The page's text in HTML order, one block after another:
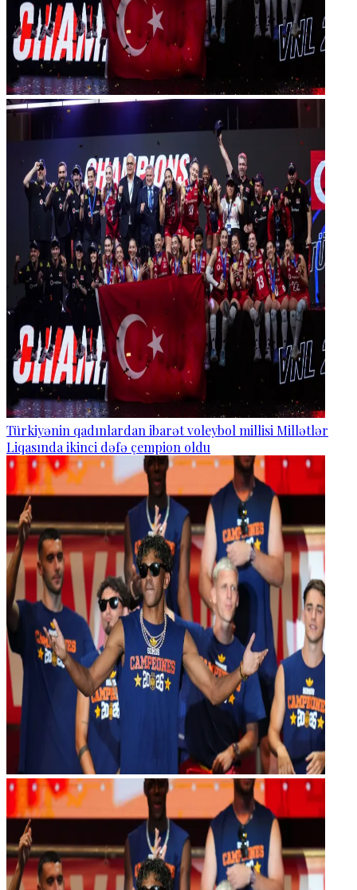
Türkiyənin qadınlardan ibarət voleybol millisi Millətlər
Liqasında ikinci dəfə çempion oldu